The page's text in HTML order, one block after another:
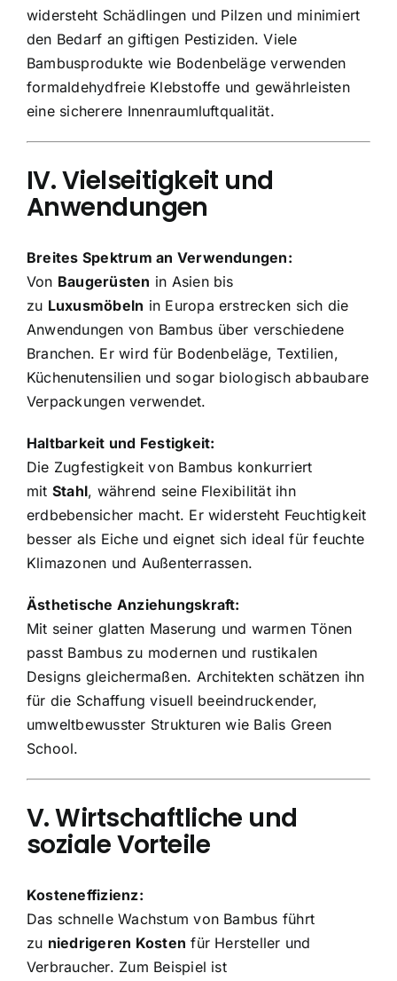
widersteht Schädlingen und Pilzen und minimiert
den Bedarf an giftigen Pestiziden. Viele
Bambusprodukte wie Bodenbeläge verwenden
formaldehydfreie Klebstoffe und gewährleisten
eine sicherere Innenraumluftqualität.
IV. Vielseitigkeit und
Anwendungen
Breites Spektrum an Verwendungen:
Von Baugerüsten in Asien bis
zu Luxusmöbeln in Europa erstrecken sich die
Anwendungen von Bambus über verschiedene
Branchen. Er wird für Bodenbeläge, Textilien,
Küchenutensilien und sogar biologisch abbaubare
Verpackungen verwendet.
Haltbarkeit und Festigkeit:
Die Zugfestigkeit von Bambus konkurriert
mit Stahl, während seine Flexibilität ihn
erdbebensicher macht. Er widersteht Feuchtigkeit
besser als Eiche und eignet sich ideal für feuchte
Klimazonen und Außenterrassen.
Ästhetische Anziehungskraft:
Mit seiner glatten Maserung und warmen Tönen
passt Bambus zu modernen und rustikalen
Designs gleichermaßen. Architekten schätzen ihn
für die Schaffung visuell beeindruckender,
umweltbewusster Strukturen wie Balis Green
School.
V. Wirtschaftliche und
soziale Vorteile
Kosteneffizienz:
Das schnelle Wachstum von Bambus führt
zu niedrigeren Kosten für Hersteller und
Verbraucher. Zum Beispiel ist